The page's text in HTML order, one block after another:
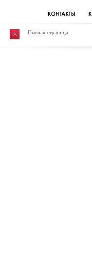
Главная страница